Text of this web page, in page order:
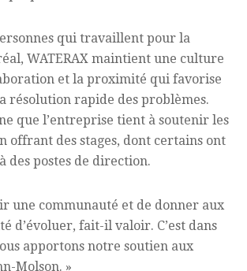
qui travaillent pour la
WATERAX maintient une culture
et la proximité qui favorise
résolution rapide des problèmes.
que l’entreprise tient à soutenir les
offrant des stages, dont certains ont
des postes de direction.
une communauté et de donner aux
d’évoluer, fait-il valoir. C’est dans
apportons notre soutien aux
Molson. »